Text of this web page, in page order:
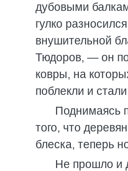
дубовыми
гулко
внушительной
Тюдоров, — он
ковры, на
поблекли и
Поднимаясь
того, что
блеска, теперь
Не прошло и